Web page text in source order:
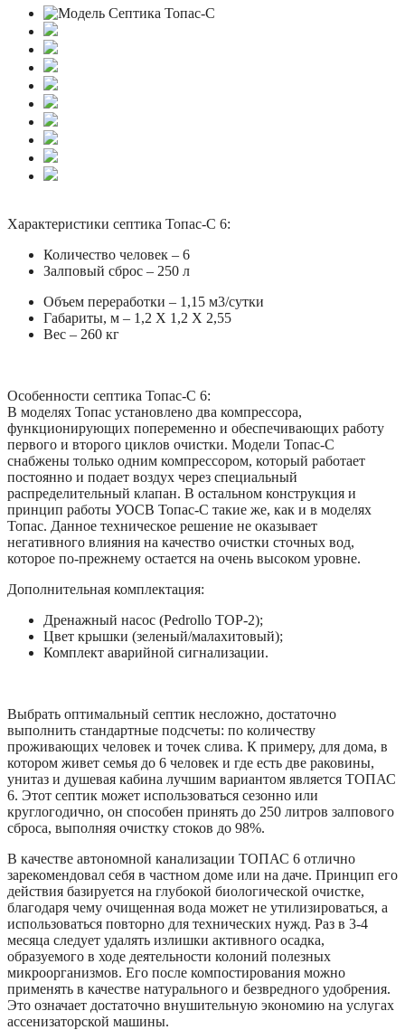
Характеристики септика Топас-С 6:
Количество человек – 6
Залповый сброс – 250 л
Объем переработки – 1,15 м3/сутки
Габариты, м – 1,2 X 1,2 X 2,55
Вес – 260 кг
Особенности септика Топас-С 6:
В моделях Топас установлено два компрессора,
функционирующих попеременно и обеспечивающих работу
первого и второго циклов очистки. Модели Топас-С
снабжены только одним компрессором, который работает
постоянно и подает воздух через специальный
распределительный клапан. В остальном конструкция и
принцип работы УОСВ Топас-С такие же, как и в моделях
Топас. Данное техническое решение не оказывает
негативного влияния на качество очистки сточных вод,
которое по-прежнему остается на очень высоком уровне.
Дополнительная комплектация:
Дренажный насос (Pedrollo ТОР-2);
Цвет крышки (зеленый/малахитовый);
Комплект аварийной сигнализации.
Выбрать оптимальный септик несложно, достаточно
выполнить стандартные подсчеты: по количеству
проживающих человек и точек слива. К примеру, для дома, в
котором живет семья до 6 человек и где есть две раковины,
унитаз и душевая кабина лучшим вариантом является ТОПАС
6. Этот септик может использоваться сезонно или
круглогодично, он способен принять до 250 литров залпового
сброса, выполняя очистку стоков до 98%.
В качестве автономной канализации ТОПАС 6 отлично
зарекомендовал себя в частном доме или на даче. Принцип его
действия базируется на глубокой биологической очистке,
благодаря чему очищенная вода может не утилизироваться, а
использоваться повторно для технических нужд. Раз в 3-4
месяца следует удалять излишки активного осадка,
образуемого в ходе деятельности колоний полезных
микроорганизмов. Его после компостирования можно
применять в качестве натурального и безвредного удобрения.
Это означает достаточно внушительную экономию на услугах
ассенизаторской машины.